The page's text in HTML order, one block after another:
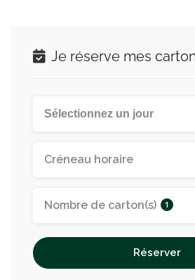
Je réserve mes
Créneau horaire
Nombre de carton(s) 1
Réserver